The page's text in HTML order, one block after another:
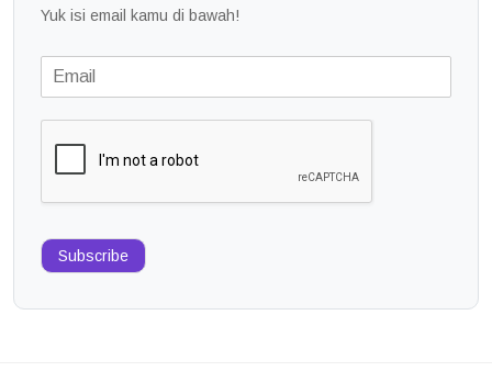
Yuk isi email kamu di bawah!
Subscribe